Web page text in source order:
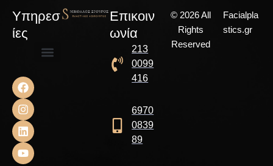
Υπηρεσ
ίες
Επικοιν
ωνία
213
0099
416
6970
0839
89
© 2026 All
Rights
Reserved
Facialpla
stics.gr